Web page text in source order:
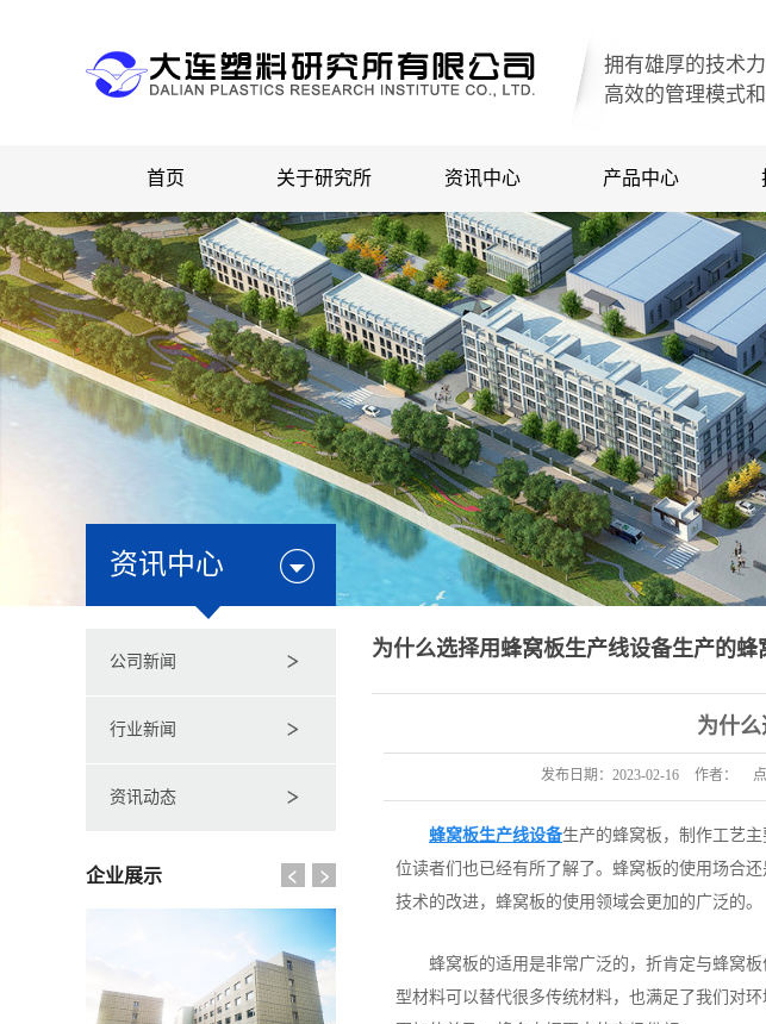
拥有雄厚的技术
高效的管理
首页 关于研究所 资讯中心 产品中心
资讯中心
公司新闻
行业新闻
资讯动态
企业展示
为什么选择用蜂窝板生产线设备生产的蜂
为什
发布日期： 2023-02-16 作者：
蜂窝板生产线设备生产的蜂窝板，制作工艺
位读者们也已经有所了解了。蜂窝板的使用场合
技术的改进，蜂窝板的使用领域会更加的广泛的。
蜂窝板的适用是非常广泛的，折肯定与蜂窝
型材料可以替代很多传统材料，也满足了我们对